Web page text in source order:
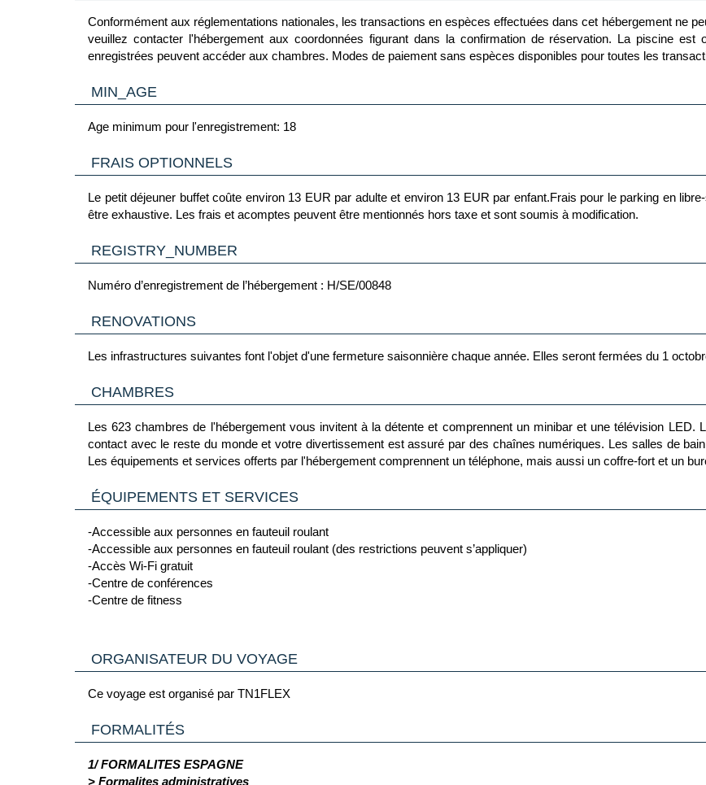
Conformément aux réglementations nationales, les transactions en espèces effectuées dans cet hébergement ne
veuillez contacter l'hébergement aux coordonnées figurant dans la confirmation de réservation. La piscine est ouverte entre
enregistrées peuvent accéder aux chambres. Modes de paiement sans espèces disponibles pour toutes les
MIN_AGE
Age minimum pour l'enregistrement: 18
FRAIS OPTIONNELS
Le petit déjeuner buffet coûte environ 13 EUR par adulte et environ 13 EUR par enfant.Frais pour le parking en libre-service : 20 EUR par
être exhaustive. Les frais et acomptes peuvent être mentionnés hors taxe et sont soumis à modification.
REGISTRY_NUMBER
Numéro d’enregistrement de l’hébergement : H/SE/00848
RENOVATIONS
Les infrastructures suivantes font l'objet d'une fermeture saisonnière chaque année. Elles seront fermées du 1
CHAMBRES
Les 623 chambres de l'hébergement vous invitent à la détente et comprennent un minibar et une télévision
contact avec le reste du monde et votre divertissement est assuré par des chaînes numériques. Les salles de
Les équipements et services offerts par l'hébergement comprennent un téléphone, mais aussi un coffre-fort et un
ÉQUIPEMENTS ET SERVICES
-Accessible aux personnes en fauteuil roulant
-Accessible aux personnes en fauteuil roulant (des restrictions peuvent s’appliquer)
-Accès Wi-Fi gratuit
-Centre de conférences
-Centre de fitness
-Nombre de bars/salons : 1
-Nombre de restaurants : 1
-Parking sans voiturier (en supplément)
-Petit déjeuner disponible (en supplément)
-Piscine extérieure ouverte en saison
-Réception ouverte 24 h/24
ORGANISATEUR DU VOYAGE
Ce voyage est organisé par TN1FLEX
FORMALITÉS
1/ FORMALITES ESPAGNE
> Formalites administratives